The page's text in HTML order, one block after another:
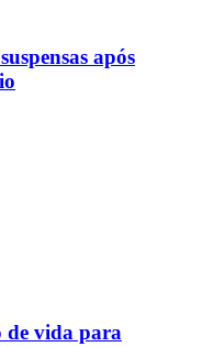
após
de vida para